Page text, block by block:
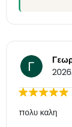
πολυ καλη